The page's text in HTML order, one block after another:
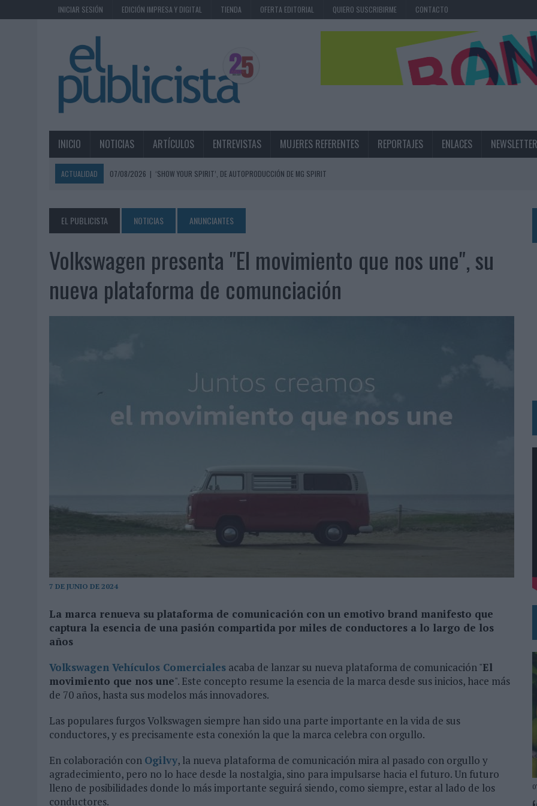
INICIAR SESIÓN EDICIÓN IMPRESA Y DIGITAL TIENDA OFERTA EDITORIAL QUIERO SUSCRIBIRME CONTACTO
INICIO NOTICIAS ARTÍCULOS ENTREVISTAS MUJERES REFERENTES REPORTAJES ENLACES NEWSLETTER
ACTUALIDAD 07/08/2026 | ‘SHOW YOUR SPIRIT’, DE AUTOPRODUCCIÓN DE MG SPIRIT
07/08/2026 | MG SPIRIT RELANZA SU MARCA CON UNA ESTRATEGIA 360º CENTRADA EN EL ORIGEN BARCELONÉS
07/08/2026
PATRÓN CONVIERTE EL NUEVO SINGLE DE ARÓN PIPER EN UNA EXPERIENCIA DE MARCA EN IBIZA
07/08/2026 | EL VERANO PONE A PRUEBA LA ESTRATEGIA DIGITAL DE LAS MARCAS
07/08/2026
VUELING CONVIERTE LOS RECUERDOS EN SOUVENIRS CON IA
LA TELEVISIÓN SIGUE LIDERANDO EL CONSUMO DE MEDIOS EN VERANO Y SUPERA AL MÓVIL COMO DISPOSITIVO MÁS UTILIZADO
EL USO DE LA IA GENERATIVA ALCANZA YA AL 62% DE LOS ESPAÑOLES
SYSTEM1 NOMBRA A KIMBERLY BASTONI COMO NUEVA DIRECTORA COMERCIAL GLOBAL
FRIGO Y UNIQLO LANZAN UNA COLECCIÓN PERSONALIZABLE INSPIRADA EN CORNETTO, CALIPPO Y SOLERO
BEON WORLDWIDE LANZA RAÍZ URBANA PARA TRANSFORMAR EL PATRIMONIO HISTÓRICO EN ACTIVOS CULTURALES Y ECONÓMICOS
FABRA COMUNICACIÓN INCORPORA A CASONÁ Y ASUME LA GESTIÓN DE SUS RELACIONES CON LOS MEDIOS
05/08/2026
LOPESAN HOTELS & RESORTS ACERCA EL PARAÍSO CANARIO EN SU ÚLTIMA CAMPAÑA INTERNACIONAL
LUIS ARQUILLOS (BURGO DE ARIAS): “LA CONSTRUCCIÓN DE MARCA A LARGO PLAZO Y LA MEDICIÓN SON DOS CARAS DE LA MISMA
EL PUBLICISTA NOTICIAS ANUNCIANTES
Volkswagen presenta "El movimiento que nos une", su
nueva plataforma de comunciación
7 DE JUNIO DE 2024
La marca renueva su plataforma de comunicación con un emotivo brand manifesto que
captura la esencia de una pasión compartida por miles de conductores a lo largo de los
años
Volkswagen Vehículos Comerciales acaba de lanzar su nueva plataforma de comunicación "El
movimiento que nos une". Este concepto resume la esencia de la marca desde sus inicios, hace más
de 70 años, hasta sus modelos más innovadores.
Las populares furgos Volkswagen siempre han sido una parte importante en la vida de sus
conductores, y es precisamente esta conexión la que la marca celebra con orgullo.
En colaboración con Ogilvy, la nueva plataforma de comunicación mira al pasado con orgullo y
agradecimiento, pero no lo hace desde la nostalgia, sino para impulsarse hacia el futuro. Un futuro
lleno de posibilidades donde lo más importante seguirá siendo, como siempre, estar al lado de los
conductores.